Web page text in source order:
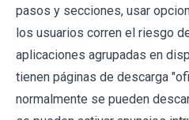
pasos y secciones, usar
los usuarios corren el riesgo
aplicaciones agrupadas en
tienen páginas de descarga
normalmente se pueden